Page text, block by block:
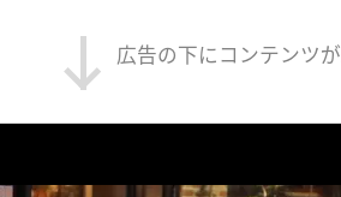
広告の下にコンテンツ